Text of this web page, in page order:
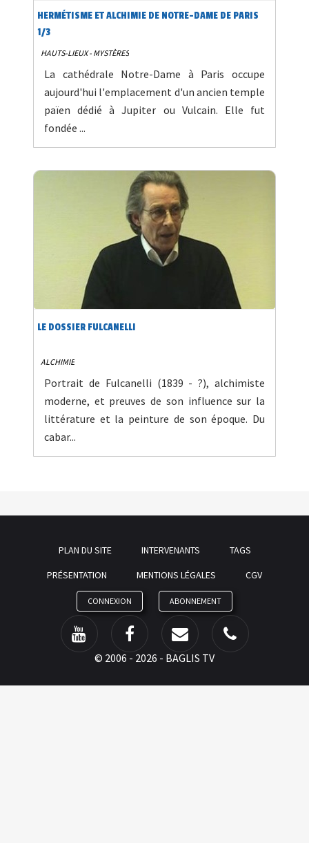
HERMÉTISME ET ALCHIMIE DE NOTRE-DAME DE PARIS
1/3
HAUTS-LIEUX - MYSTÈRES
La cathédrale Notre-Dame à Paris occupe
aujourd'hui l'emplacement d'un ancien temple
païen dédié à Jupiter ou Vulcain. Elle fut
fondée ...
LE DOSSIER FULCANELLI
ALCHIMIE
Portrait de Fulcanelli (1839 - ?), alchimiste
moderne, et preuves de son influence sur la
littérature et la peinture de son époque. Du
cabar...
PLAN DU SITE INTERVENANTS
TAGS
PRÉSENTATION
MENTIONS LÉGALES CGV
CONNEXION ABONNEMENT
© 2006 - 2026 - BAGLIS TV